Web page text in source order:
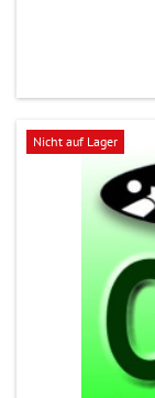
Nicht auf Lager